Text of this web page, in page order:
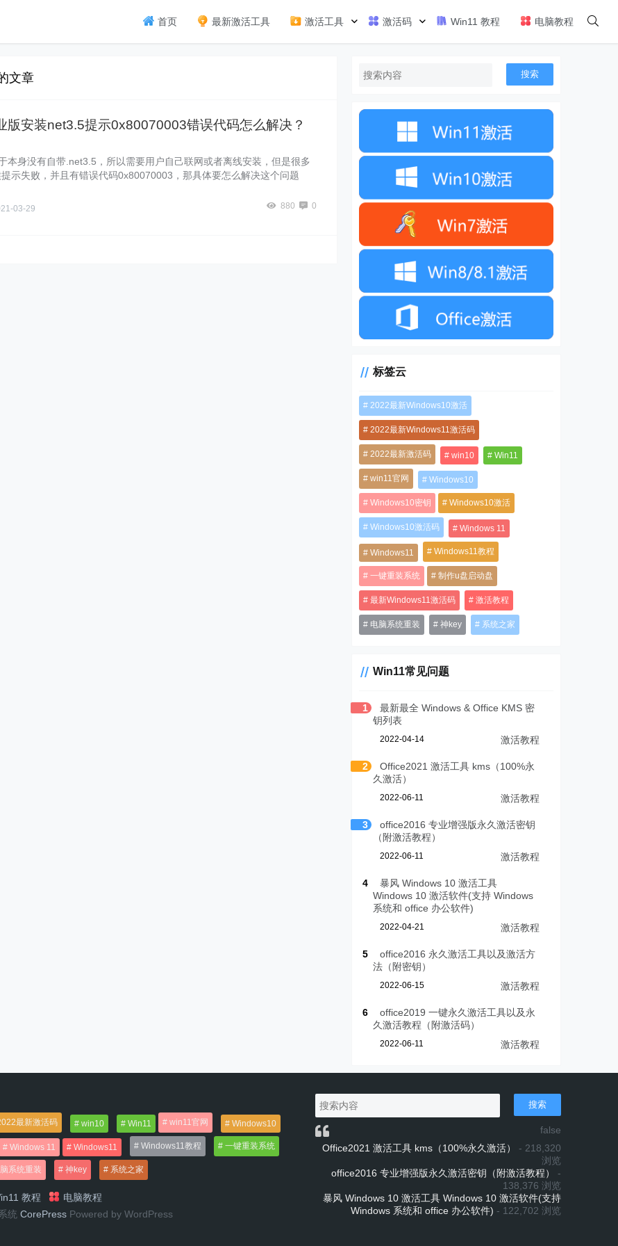
首页 最新激活工具 激活工具 激活码 Win11 教程 电脑教程
文章
版安装net3.5提示0x80070003错误代码怎么解决？
本身没有自带.net3.5，所以需要用户自己联网或者离线安装，但是很多
示失败，并且有错误代码0x80070003，那具体要怎么解决这个问题
03-29 880 0
搜索
标签云
2022最新Windows10激活
2022最新Windows11激活码
2022最新激活码 win10 Win11
win11官网 Windows10
Windows10密钥 Windows10激活
Windows10激活码 Windows 11
Windows11 Windows11教程
一键重装系统 制作u盘启动盘
最新Windows11激活码 激活教程
电脑系统重装 神key 系统之家
Win11常见问题
1
最新最全 Windows & Office KMS 密
钥列表
2022-04-14 激活教程
2
Office2021 激活工具 kms（100%永
久激活）
2022-06-11 激活教程
3
office2016 专业增强版永久激活密钥
（附激活教程）
2022-06-11 激活教程
4
暴风 Windows 10 激活工具
Windows 10 激活软件(支持 Windows
系统和 office 办公软件)
2022-04-21 激活教程
5
office2016 永久激活工具以及激活方
法（附密钥）
2022-06-15 激活教程
6
office2019 一键永久激活工具以及永
久激活教程（附激活码）
2022-06-11 激活教程
最新激活码 win10 Win11 win11官网 Windows10
Windows 11 Windows11 Windows11教程 一键重装系统
系统重装 神key 系统之家
教程
电脑教程
统 CorePress Powered by WordPress
搜索
false
Office2021 激活工具 kms（100%永久激活）
- 218,320
浏览
office2016 专业增强版永久激活密钥（附激活教程）
-
138,376 浏览
暴风 Windows 10 激活工具 Windows 10 激活软件(支持
Windows 系统和 office 办公软件) - 122,702 浏览